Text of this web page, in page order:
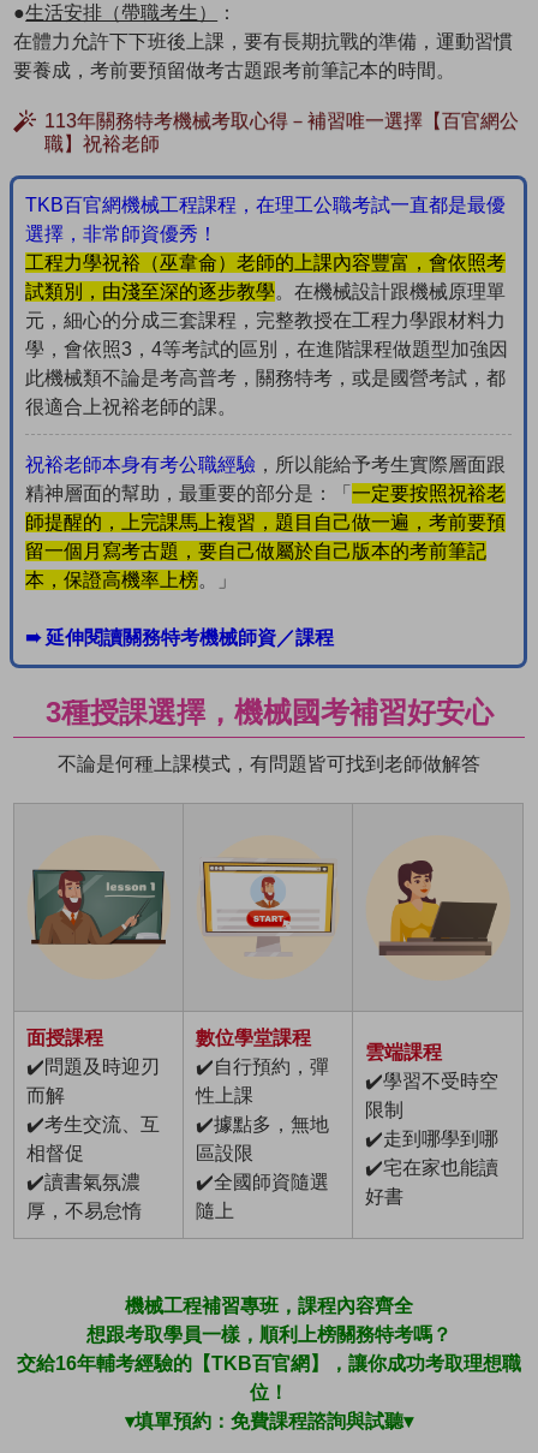
●生活安排（帶職考生）
：
在體力允許下下班後上課，要有長期抗戰的準備，運動習慣
要養成，考前要預留做考古題跟考前筆記本的時間。
113年關務特考機械考取心得－補習唯一選擇【百官網公
職】祝裕老師
TKB百官網機械工程課程，在理工公職考試一直都是最優
選擇，非常師資優秀！
工程力學祝裕（巫韋侖）老師的上課內容豐富，會依照考
試類別，由淺至深的逐步教學。在機械設計跟機械原理單
元，細心的分成三套課程，完整教授在工程力學跟材料力
學，會依照3，4等考試的區別，在進階課程做題型加強因
此機械類不論是考高普考，關務特考，或是國營考試，都
很適合上祝裕老師的課。
祝裕老師本身有考公職經驗 ，所以能給予考生實際層面跟
精神層面的幫助，最重要的部分是：「一定要按照祝裕老
師提醒的，上完課馬上複習，題目自己做一遍，考前要預
留一個月寫考古題，要自己做屬於自己版本的考前筆記
本，保證高機率上榜。」
➠ 延伸閱讀關務特考機械師資／課程
3種授課選擇，機械國考補習好安心
不論是何種上課模式，有問題皆可找到老師做解答
面授課程
✔️問題及時迎刃
而解
✔️考生交流、互
相督促
✔️讀書氣氛濃
厚，不易怠惰
數位學堂課程
✔️自行預約，彈
性上課
✔️據點多，無地
區設限
✔️全國師資隨選
隨上
雲端課程
✔️學習不受時空
限制
✔️走到哪學到哪
✔️宅在家也能讀
好書
機械工程補習專班，課程內容齊全
想跟考取學員一樣，順利上榜關務特考嗎？
交給16年輔考經驗的【TKB百官網】，讓你成功考取理想職
位！
▾填單預約：免費課程諮詢與試聽▾